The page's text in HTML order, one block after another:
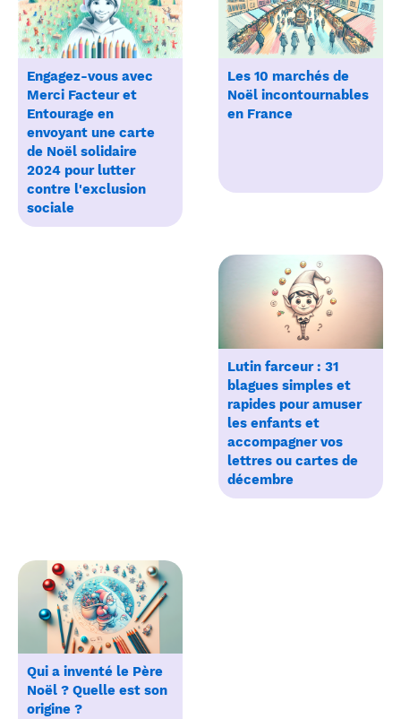
Engagez-vous avec
Merci Facteur et
Entourage en
envoyant une carte
de Noël solidaire
2024 pour lutter
contre l'exclusion
sociale
Les 10 marchés de
Noël incontournables
en France
Lutin farceur : 31
blagues simples et
rapides pour amuser
les enfants et
accompagner vos
lettres ou cartes de
décembre
Qui a inventé le Père
Noël ? Quelle est son
origine ?